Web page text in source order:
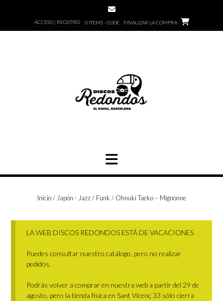
ACCESO | REGISTRO 0 ITEMS - 0,00€ FINALIZAR LA COMPRA
Inicio/ Japón - Jazz / Funk / Ohnuki Taeko – Mignonne
LA WEB DISCOS REDONDOS ESTÁ DE VACACIONES
Puedes consultar nuestro catálogo, pero no realizar
pedidos.
Podrás volver a comprar en nuestra web a partir del 29 de
agosto, pero la tienda física en Sant Vicenç 33 sólo cierra